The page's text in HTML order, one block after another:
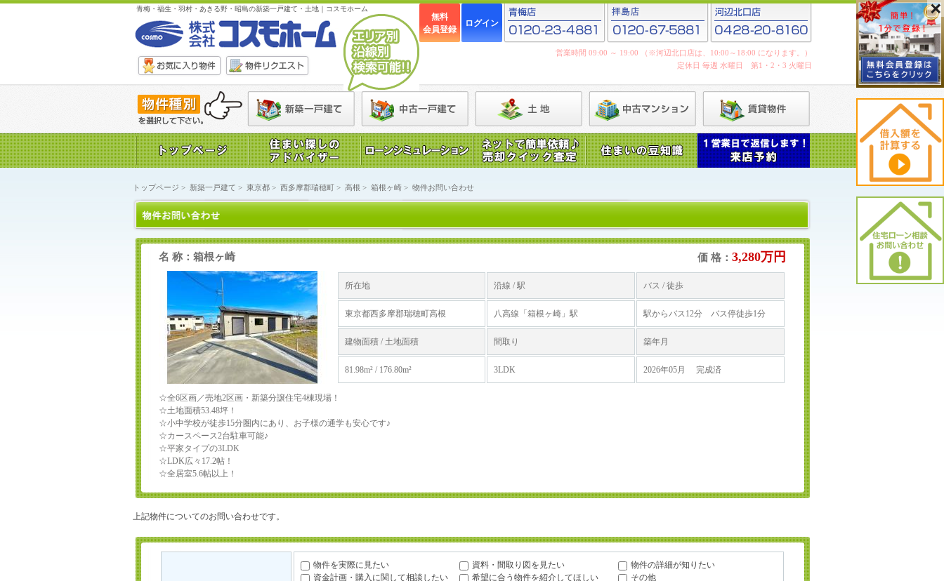
青梅・福生・羽村・あきる野・昭島の新築一戸建て・土地｜コスモホーム
無料
会員登録
ログイン
営業時間 09:00 ～ 19:00 （※河辺北口店は、10:00～18:00 になります。）
定休日 毎週 水曜日 第1・2・3 火曜日
トップページ > 新築一戸建て > 東京都> 西多摩郡瑞穂町> 高根 > 箱根ヶ崎> 物件お問い合わせ
名 称：箱根ヶ崎 価 格： 3,280万円
所在地 沿線 / 駅 バス / 徒歩
東京都西多摩郡瑞穂町高根 八高線「箱根ヶ崎」駅 駅からバス12分 バス停徒歩1分
建物面積 / 土地面積 間取り 築年月
81.98m² / 176.80m² 3LDK 2026年05月 完成済
☆全6区画／売地2区画・新築分譲住宅4棟現場！
☆土地面積53.48坪！
☆小中学校が徒歩15分圏内にあり、お子様の通学も安心です♪
☆カースペース2台駐車可能♪
☆平家タイプの3LDK
☆LDK広々17.2帖！
☆全居室5.6帖以上！
上記物件についてのお問い合わせです。
物件を実際に見たい 資料・間取り図を見たい
物件の詳細が知りたい
資金計画・購入に関して相談したい
希望に合う物件を紹介してほしい その他